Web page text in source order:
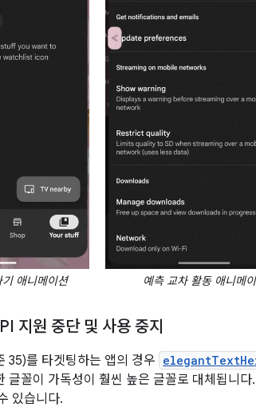
애니메이션 예측 교차 활동 애니메
원 중단 및 사용 중지
35)를 타겟팅하는 앱의 경우
글꼴이 가독성이 훨씬 높은 글꼴로 대체됩니다.
있습니다.